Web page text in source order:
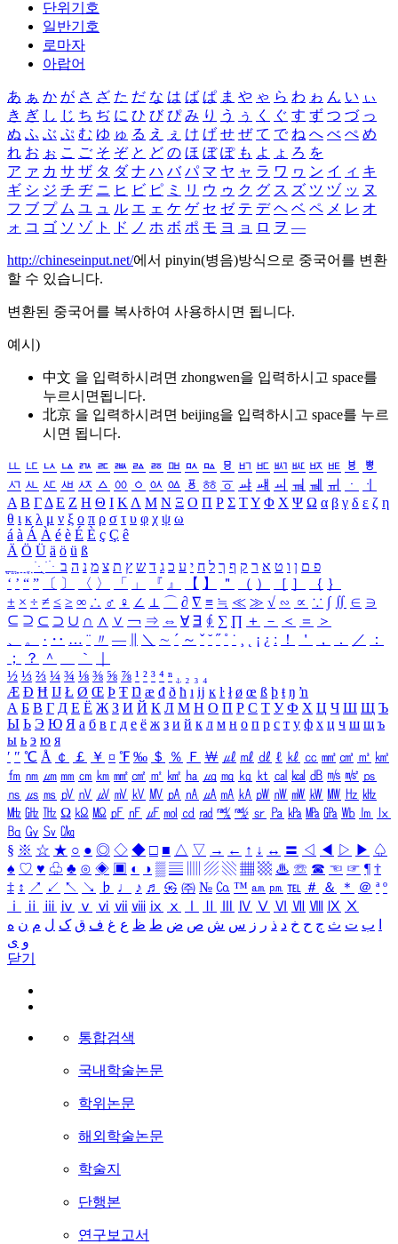
단위기호
일반기호
로마자
아랍어
あ ぁ か が さ ざ た だ な は ば ぱ ま や ゃ ら わ ゎ ん い ぃ
き ぎ し じ ち ぢ に ひ び ぴ み り う ぅ く ぐ す ず つ づ っ
ぬ ふ ぶ ぷ む ゆ ゅ る え ぇ け げ せ ぜ て で ね へ べ ぺ め
れ お ぉ こ ご そ ぞ と ど の ほ ぼ ぽ も よ ょ ろ を
ア ァ カ サ ザ タ ダ ナ ハ バ パ マ ヤ ャ ラ ワ ヮ ン イ ィ キ
ギ シ ジ チ ヂ ニ ヒ ビ ピ ミ リ ウ ゥ ク グ ス ズ ツ ヅ ッ ヌ
フ ブ プ ム ユ ュ ル エ ェ ケ ゲ セ ゼ テ デ ヘ ベ ペ メ レ オ
ォ コ ゴ ソ ゾ ト ド ノ ホ ボ ポ モ ヨ ョ ロ ヲ ―
http://chineseinput.net/에서 pinyin(병음)방식으로 중국어를 변환
할 수 있습니다.
변환된 중국어를 복사하여 사용하시면 됩니다.
예시)
中文 을 입력하시려면 zhongwen을 입력하시고 space를
누르시면됩니다.
北京 을 입력하시려면 beijing을 입력하시고 space를 누르
시면 됩니다.
ㅥ ㅦ ㅧ ㅨ ㅩ ㅪ ㅫ ㅬ ㅭ ㅮ ㅯ ㅰ ㅱ ㅲ ㅳ ㅴ ㅵ ㅶ ㅷ ㅸ
ㅹ
ㅺ ㅻ ㅼ ㅽ ㅾ ㅿ ㆀ ㆁ ㆂ ㆃ ㆄ ㆅ ㆆ ㆇ ㆈ ㆉ ㆊ ㆋ ㆌ ㆍ
ㆎ
Α Β ΓΔ Ε Ζ Η Θ Ι ΚΛ Μ Ν Ξ Ο Π Ρ Σ ΤΥ Φ Χ Ψ Ω α β γ δ ε ζ η
θ ι κ λ μ ν ξ ο π ρ σ τ υ φ χ ψ ω
á à Á À é è É È ç Ç ê
Ä Ö Ü ä ö ü ß
ִֶֹ ֻּ ׁׂ פ ם ן ו ט א ר ק ף ך ל ח י ע כ ג ד ש ץ ת צ מ נ ה ב
‘ ’ “ ” 〔 〕 〈 〉 「 」 『 』 【 】 ＂ （ ） ［ ］ ｛ ｝
± × ÷ ≠ ≤ ≥ ∞ ∴ ♂ ♀ ∠ ⊥ ⌒ ∂ ∇ ≡ ≒ ≪ ≫ √ ∽ ∝ ∵ ∫ ∬ ∈ ∋
⊆ ⊇ ⊂ ⊃ ∪ ∩ ∧ ∨ ￢ ⇒ ⇔ ∀ ∃ ∮ ∑ ∏ ＋ － ＜ ＝
＞
、
。 · ‥ … ¨ 〃 ― ＼ ∼ ´ ～ ˇ ˘ ˝ ˚ ˙ ¸ ¡ ¿ ː ！ ＇ ， ． ／
：
；
？ ＾ ｀
½ ⅓ ⅔ ¼ ¾ ⅛ ⅜ ⅝ ⅞ ¹ ² ³ ⁴ ⁿ ₁ ₂ ₃ ₄
Æ Ð Ħ Ĳ Ł Ø Œ Þ Ŧ Ŋ æ đ ð ħ ı ĳ ĸ ŀ ł ø œ ß þ ŧ ŋ ŉ
А Б В Г Д Е Ё Ж З И Й К Л М Н О П Р С Т У Ф Х Ц Ч Ш Щ Ъ
Ы Ь Э Ю Я а б в г д е ё ж з и й к л м н о п р с т у ф х ц ч ш щ ъ
ы ь э ю я
′ ″ ℃ Å ￠ ￡ ￥ ¤ ℉ ‰ ＄ ％ Ｆ ￦ ㎕ ㎖ ㎗ ℓ ㎘ ㏄ ㎣ ㎤ ㎥ ㎦
㎙ ㎚ ㎛ ㎜ ㎝ ㎞ ㎟ ㎠ ㎡ ㎢ ㏊ ㎍ ㎎ ㎏ ㏏ ㎈ ㎉ ㏈ ㎧ ㎨ ㎰
㎱ ㎲ ㎳ ㎴ ㎵ ㎶ ㎷ ㎸ ㎹ ㎀ ㎁ ㎂ ㎃ ㎄ ㎺ ㎻ ㎽ ㎾ ㎿ ㎐ ㎑
㎒ ㎓ ㎔ Ω ㏀ ㏁ ㎊ ㎋ ㎌ ㏖ ㏅ ㎭ ㎮ ㎯ ㏛ ㎩ ㎪ ㎫ ㎬ ㏝ ㏐
㏓
㏃ ㏉ ㏜ ㏆
§ ※ ☆ ★ ○ ● ◎ ◇ ◆ □ ■ △ ▽ → ← ↑ ↓ ↔ 〓 ◁ ◀ ▷ ▶ ♤
♠ ♡ ♥ ♧ ♣ ⊙ ◈ ▣ ◐ ◑ ▒ ▤ ▨ ▧ ▦ ▩ ♨ ☏ ☎ ☜ ☞ ¶ †
‡ ↕ ↗ ↙ ↖ ↘ ♭ ♩ ♪ ♬ ㉿ ㈜ № ㏇ ™ ㏂ ㏘ ℡ ＃ ＆ ＊ ＠ ª º
ⅰ
ⅱ ⅲ ⅳ ⅴ ⅵ ⅶ ⅷ ⅸ ⅹ Ⅳ Ⅴ Ⅵ Ⅶ Ⅷ Ⅸ Ⅹ
ب ت ث ج ح خ د ذ ر ز س ش ص ض ط ظ ع غ ف ق ک ل م ن ه
و ی
닫기
통합검색
국내학술논문
학위논문
해외학술논문
학술지
단행본
연구보고서